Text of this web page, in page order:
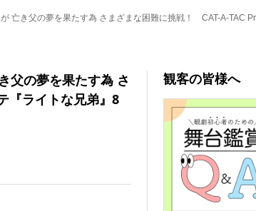
亡き父の夢を果たす為 さまざまな困難に挑戦！ CAT-A-TAC
父の夢を果たす為 さ
『ライトな兄弟』8
観客の皆様へ